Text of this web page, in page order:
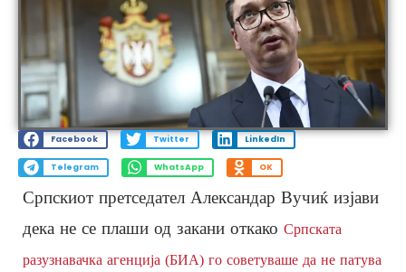
Facebook Twitter LinkedIn
Telegram WhatsApp OK
Српскиот претседател Александар Вучиќ изјави
дека не се плаши од закани откако Српската
разузнавачка агенција (БИА) го советуваше да не патува